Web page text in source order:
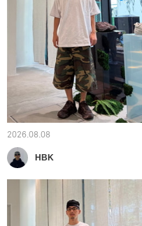
2026.08.08
HBK